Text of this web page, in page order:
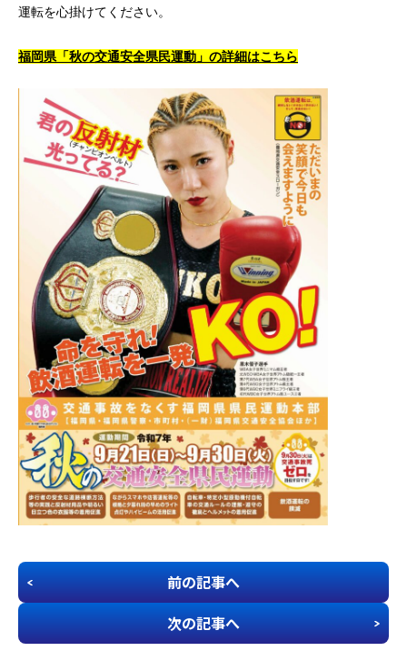
運転を心掛けてください。
福岡県「秋の交通安全県民運動」の詳細はこちら
前の記事へ
次の記事へ